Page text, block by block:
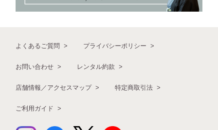
よくあるご質問 プライバシーポリシー
お問い合わせ レンタル約款
店舗情報／アクセスマップ 特定商取引法
ご利用ガイド